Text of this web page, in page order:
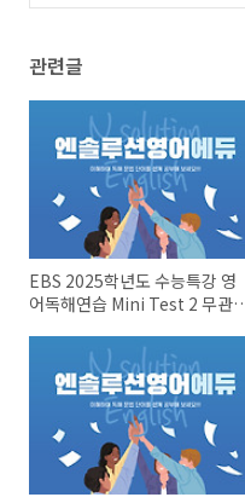
관련글
EBS 2025학년도 수능특강 영
어독해연습 Mini Test 2 무관